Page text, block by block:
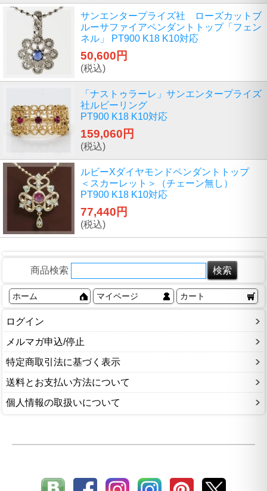
サンエンタープライズ社 ローズカットブ
ルーサファイアペンダントトップ「フェン
ネル」 PT900 K18 K10対応
50,600円
(税込)
「ナストゥラーレ」サンエンタープライズ
社ルビーリング
PT900 K18 K10対応
159,060円
(税込)
ルビーXダイヤモンドペンダントトップ
＜スカーレット＞（チェーン無し）
PT900 K18 K10対応
77,440円
(税込)
商品検索
ホーム マイページ カート
ログイン
メルマガ申込/停止
特定商取引法に基づく表示
送料とお支払い方法について
個人情報の取扱いについて